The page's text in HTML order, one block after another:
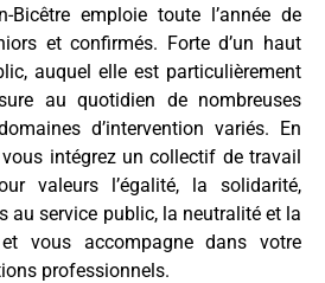
Bicêtre emploie toute l’année de
et confirmés. Forte d’un haut
auquel elle est particulièrement
au quotidien de nombreuses
d’intervention variés. En
intégrez un collectif de travail
valeurs l’égalité, la solidarité,
au service public, la neutralité et la
vous accompagne dans votre
professionnels.